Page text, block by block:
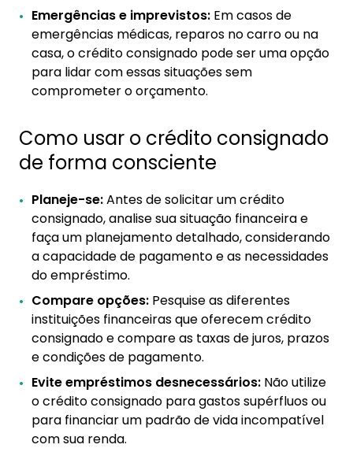
Emergências e imprevistos: Em casos de
emergências médicas, reparos no carro ou na
casa, o crédito consignado pode ser uma opção
para lidar com essas situações sem
comprometer o orçamento.
Como usar o crédito consignado
de forma consciente
Planeje-se:Antes de solicitar um crédito
consignado, analise sua situação financeira e
faça um planejamento detalhado, considerando
a capacidade de pagamento e as necessidades
do empréstimo.
Compare opções: Pesquise as diferentes
instituições financeiras que oferecem crédito
consignado e compare as taxas de juros, prazos
e condições de pagamento.
Evite empréstimos desnecessários: Não utilize
o crédito consignado para gastos supérfluos ou
para financiar um padrão de vida incompatível
com sua renda.